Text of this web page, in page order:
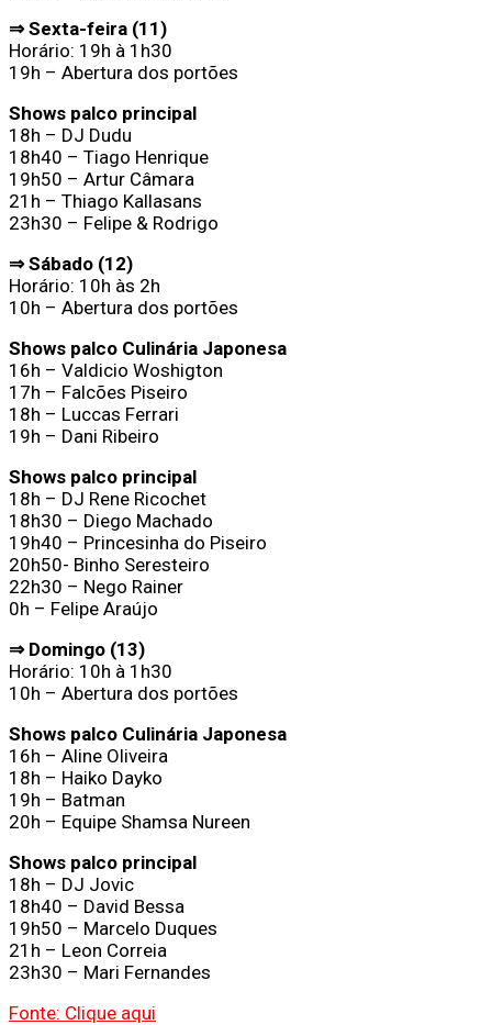
⇒ Sexta-feira (11)
Horário: 19h à 1h30
19h – Abertura dos portões
Shows palco principal
18h – DJ Dudu
18h40 – Tiago Henrique
19h50 – Artur Câmara
21h – Thiago Kallasans
23h30 – Felipe & Rodrigo
⇒ Sábado (12)
Horário: 10h às 2h
10h – Abertura dos portões
Shows palco Culinária Japonesa
16h – Valdicio Woshigton
17h – Falcões Piseiro
18h – Luccas Ferrari
19h – Dani Ribeiro
Shows palco principal
18h – DJ Rene Ricochet
18h30 – Diego Machado
19h40 – Princesinha do Piseiro
20h50- Binho Seresteiro
22h30 – Nego Rainer
0h – Felipe Araújo
⇒ Domingo (13)
Horário: 10h à 1h30
10h – Abertura dos portões
Shows palco Culinária Japonesa
16h – Aline Oliveira
18h – Haiko Dayko
19h – Batman
20h – Equipe Shamsa Nureen
Shows palco principal
18h – DJ Jovic
18h40 – David Bessa
19h50 – Marcelo Duques
21h – Leon Correia
23h30 – Mari Fernandes
Fonte: Clique aqui